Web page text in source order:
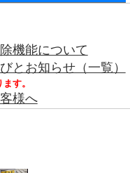
機能について
とお知らせ（一覧）
す。
様へ